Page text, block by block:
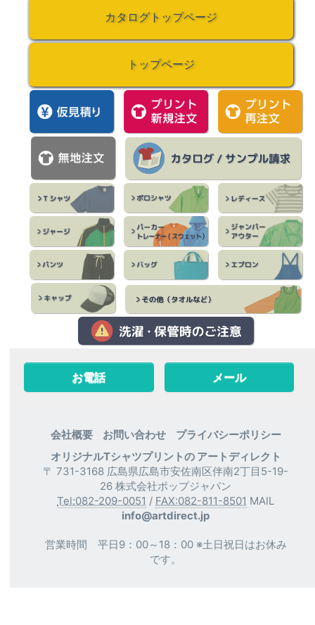
カタログトップページ
トップページ
お電話 メール
会社概要 お問い合わせ
プライバシーポリシー
オリジナルTシャツプリントの アートディレクト
〒 731-3168 広島県広島市安佐南区伴南2丁目5-19-
26 株式会社ポップジャパン
Tel:082-209-0051 / FAX:082-811-8501 MAIL
info@artdirect.jp
営業時間 平日9：00～18：00 ※土日祝日はお休み
です。